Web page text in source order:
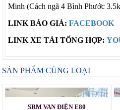
Minh (Cách ngã 4 Bình Phước
LINK BÁO GIÁ:FACEBOOK
LINK XE TẢI TỔNG HỢP:
SẢN PHẨM CÙNG LOẠI
SRM VAN ĐIỆN E80